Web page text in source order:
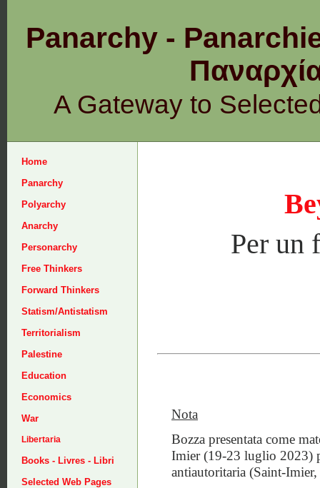
Panarchy -
A Gateway to
Home
Panarchy
Polyarchy
Anarchy
Personarchy
Free Thinkers
Forward Thinkers
Statism/Antistatism
Territorialism
Palestine
Education
Economics
War
Libertaria
Books - Livres - Libri
Selected Web Pages
Per un
Nota
Bozza presentata come
Imier (19-23 luglio 2023)
antiautoritaria (Saint-